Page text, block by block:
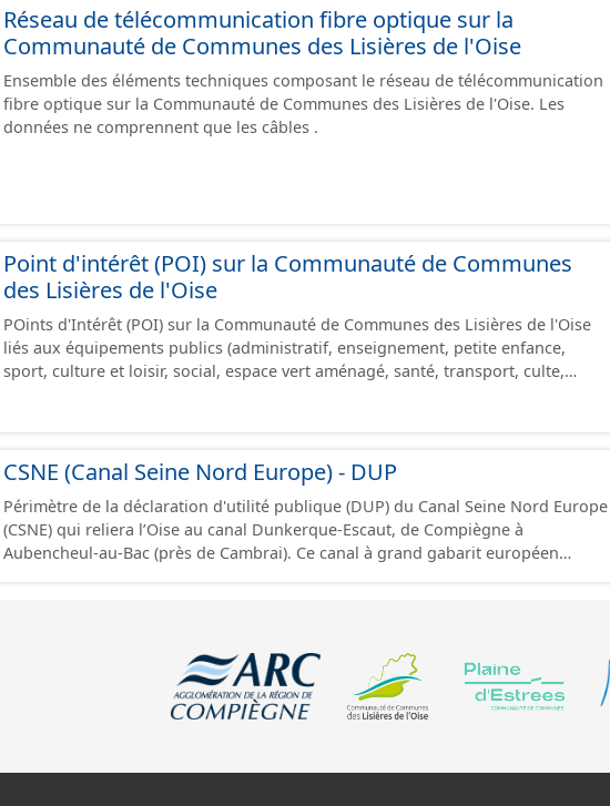
aménagés pour assurer une continuité. Ce jeu de données comprend
uniquement les données avec un statut "en service", "en travaux" ou
"provisoire".
Réseau de télécommunication fibre optique sur la
Communauté de Communes des Lisières de l'Oise
Ensemble des éléments techniques composant le réseau de télécommunication
fibre optique sur la Communauté de Communes des Lisières de l'Oise. Les
données ne comprennent que les câbles .
Point d'intérêt (POI) sur la Communauté de Communes
des Lisières de l'Oise
POints d'Intérêt (POI) sur la Communauté de Communes des Lisières de l'Oise
liés aux équipements publics (administratif, enseignement, petite enfance,
sport, culture et loisir, social, espace vert aménagé, santé, transport, culte,
CSNE (Canal Seine Nord Europe) - DUP
Périmètre de la déclaration d'utilité publique (DUP) du Canal Seine Nord Europe
(CSNE) qui reliera l’Oise au canal Dunkerque-Escaut, de Compiègne à
Aubencheul-au-Bac (près de Cambrai). Ce canal à grand gabarit européen